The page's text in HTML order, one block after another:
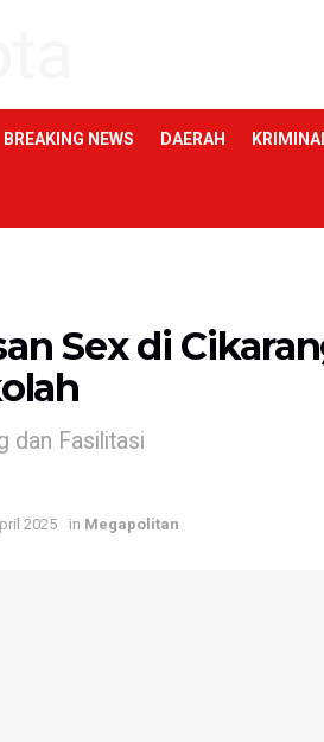
BREAKING NEWS DAERAH
Sex di
dan Fasilitasi
2025 in Megapolitan